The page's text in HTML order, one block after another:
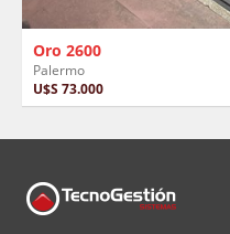
Oro 2600
Palermo
U$S 73.000